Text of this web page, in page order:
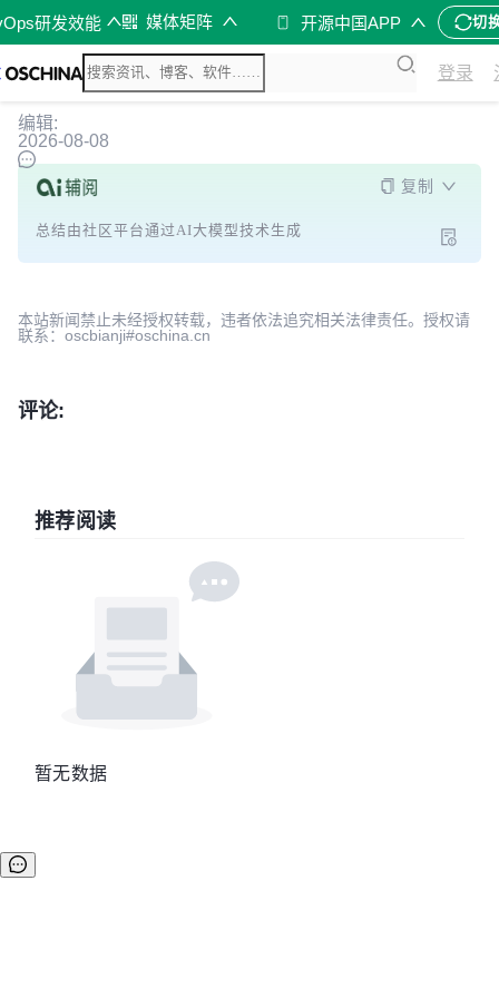
研发效能 媒体矩阵 开源中国APP 切
登录
编辑:
2026-08-08
复制
总结由社区平台通过AI大模型技术生成
本站新闻禁止未经授权转载，违者依法追究相关法律责任。授权请
联系：oscbianji#oschina.cn
评论:
推荐阅读
暂无数据